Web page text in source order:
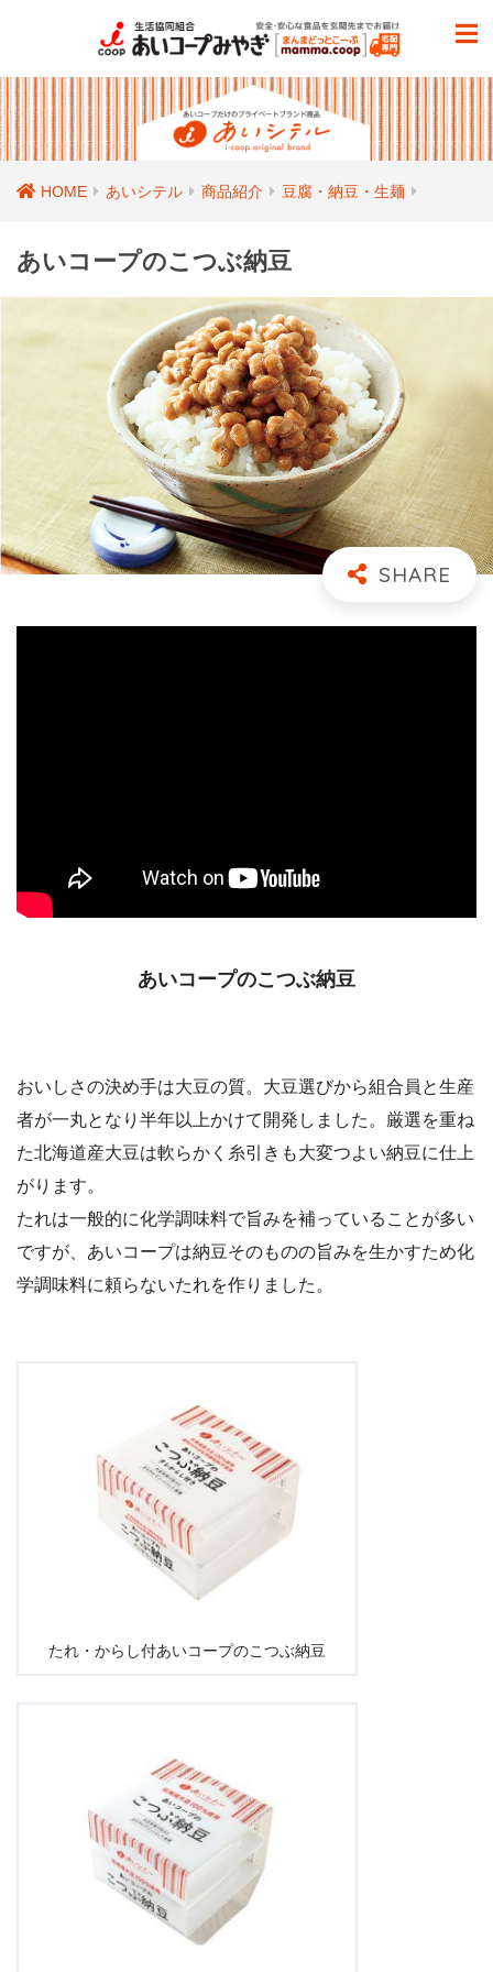
HOME あいシテル 商品紹介 豆腐・納豆・生麺
あいコープのこつぶ納豆
あいコープのこつぶ納豆
おいしさの決め手は大豆の質。大豆選びから組合員と生産
者が一丸となり半年以上かけて開発しました。厳選を重ね
た北海道産大豆は軟らかく糸引きも大変つよい納豆に仕上
がります。
たれは一般的に化学調味料で旨みを補っていることが多い
ですが、あいコープは納豆そのものの旨みを生かすため化
学調味料に頼らないたれを作りました。
たれ・からし付あいコープのこつぶ納豆